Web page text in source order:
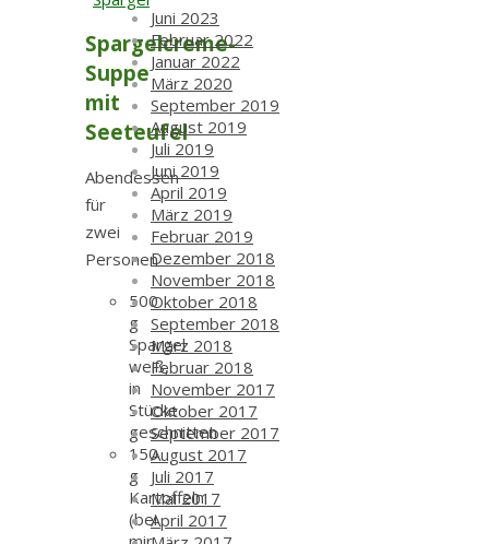
Spargelcreme-
Suppe
mit
Seeteufel
Abendessen
für
zwei
Personen
500
g
Spargel
weiß,
in
Stücke
geschnitten
150
g
Kartoffeln
(bei
Juni 2023
Februar 2022
Januar 2022
März 2020
September 2019
August 2019
Juli 2019
Juni 2019
April 2019
März 2019
Februar 2019
Dezember 2018
November 2018
Oktober 2018
September 2018
März 2018
Februar 2018
November 2017
Oktober 2017
September 2017
August 2017
Juli 2017
Mai 2017
April 2017